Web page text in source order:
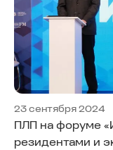
23 сентября 2024
ПЛП на форуме
резидентами и